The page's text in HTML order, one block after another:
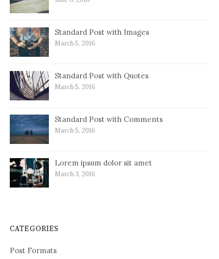
Standard Post with Images
March 5, 2016
Standard Post with Quotes
March 5, 2016
Standard Post with Comments
March 5, 2016
Lorem ipsum dolor sit amet
March 3, 2016
CATEGORIES
Post Formats